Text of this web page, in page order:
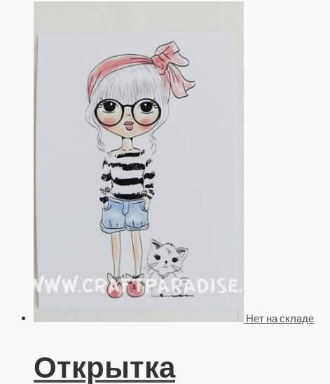
Нет на складе
Открытка